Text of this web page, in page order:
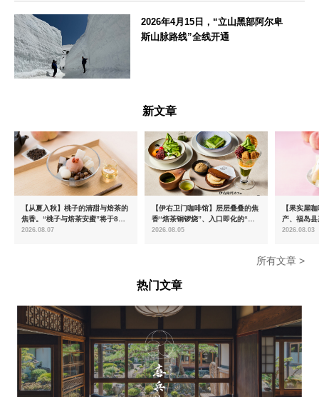
2026年4月15日，“立山黑部阿尔卑
斯山脉路线”全线开通
新文章
【从夏入秋】桃子的清甜与焙茶的
焦香。“桃子与焙茶安蜜”将于8月
中旬起限时发售
2026.08.07
【伊右卫门咖啡馆】层层叠叠的焦
香“焙茶铜锣烧”、入口即化的“宇
治抹茶提拉米苏”全新登场
2026.08.05
【果实屋
产、福岛
2026.08.03
所有文章 >
热门文章